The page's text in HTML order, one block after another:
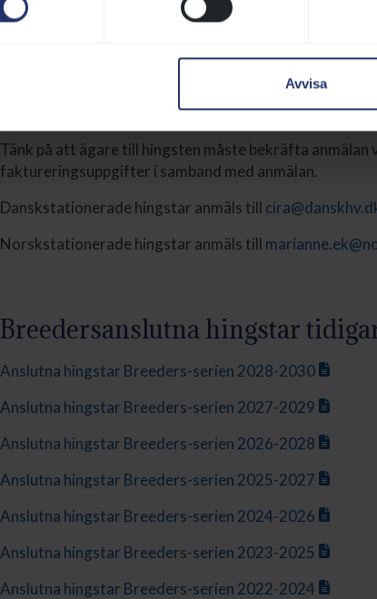
Avvisa
betäckningssäsongen. Avgiften är alltså den totala
+ moms. Lägsta pris är 5 000 kronor exkl. moms.
Hingstar stationerade i Sverige eller utanför
Tänk på att ägare till hingsten måste bekräfta anmälan
faktureringsuppgifter i samband med anmälan.
Danskstationerade hingstar anmäls till
Norskstationerade hingstar anmäls till
Breedersanslutna hingstar
Anslutna hingstar Breeders-serien 2028-2030
Anslutna hingstar Breeders-serien 2027-2029
Anslutna hingstar Breeders-serien 2026-2028
Anslutna hingstar Breeders-serien 2025-2027
Anslutna hingstar Breeders-serien 2024-2026
Anslutna hingstar Breeders-serien 2023-2025
Anslutna hingstar Breeders-serien 2022-2024